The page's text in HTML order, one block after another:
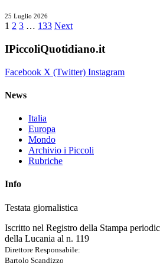
25 Luglio 2026
1 2 3 … 133 Next
IPiccoliQuotidiano.it
Facebook X (Twitter) Instagram
News
Italia
Europa
Mondo
Archivio i Piccoli
Rubriche
Info
Testata giornalistica
Iscritto nel Registro della Stampa
della Lucania al n. 119
Direttore Responsabile:
Bartolo Scandizzo